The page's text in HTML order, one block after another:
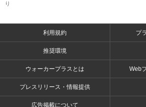
り
利用規約 プ
推奨環境
ウォーカープラスとは Web
プレスリリース・情報提供
広告掲載について